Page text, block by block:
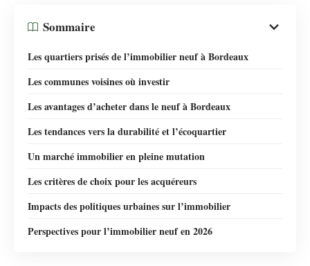
Sommaire
Les quartiers prisés de l’immobilier neuf à Bordeaux
Les communes voisines où investir
Les avantages d’acheter dans le neuf à Bordeaux
Les tendances vers la durabilité et l’écoquartier
Un marché immobilier en pleine mutation
Les critères de choix pour les acquéreurs
Impacts des politiques urbaines sur l’immobilier
Perspectives pour l’immobilier neuf en 2026